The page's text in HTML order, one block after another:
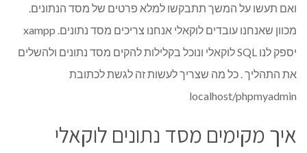
ואם תעשו על המשך תתבקשו למלא פרטים של מסד הנתונים.
מכוון שאנחנו עובדים לוקאלי אנחנו צריכים מסד נתונים. xampp
יספק לנו SQL לוקאלי ונוכל בקלילות להקים מסד נתונים ולהשלים
את התהליך . כל מה שצריך לעשות זה לגשת לכתובת
localhost/phpmyadmin
איך מקימים מסד נתונים לוקאלי